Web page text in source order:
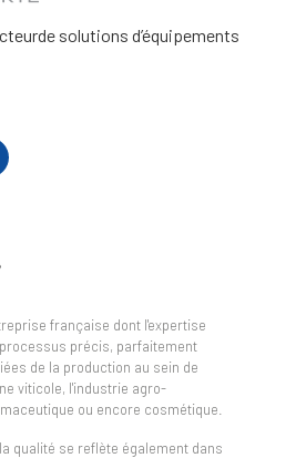
de solutions d’équipements
française dont l'expertise
précis, parfaitement
de la production au sein de
viticole, l'industrie agro-
ou encore cosmétique.
qualité se reflète également dans